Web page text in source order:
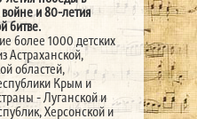
и 80-летия
битве.
более 1000 детских
Астраханской,
областей,
Крым и
- Луганской и
Херсонской и